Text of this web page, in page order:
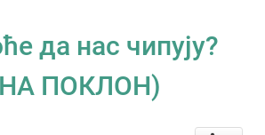
да нас чипују?
ПОКЛОН)